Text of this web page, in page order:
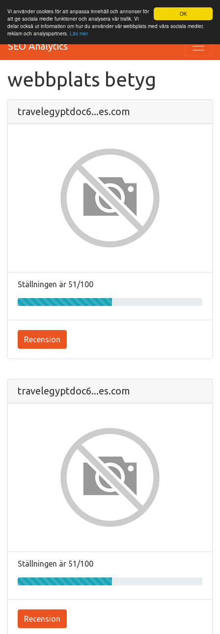
OK
Vi använder cookies för att anpassa innehåll och annonser för
att ge sociala medie funktioner och analysera vår trafik. Vi
delar också ut information om hur du använder vår webbplats med våra sociala medier,
reklam och analyspartners. Läs mer
SEO Analytics
webbplats betyg
travelegyptdoc6...es.com
Ställningen är 51/100
Recension
travelegyptdoc6...es.com
Ställningen är 51/100
Recension